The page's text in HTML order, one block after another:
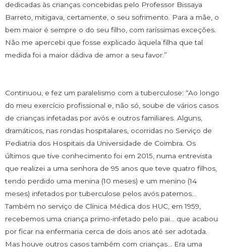
dedicadas às crianças concebidas pelo Professor Bissaya
Barreto, mitigava, certamente, o seu sofrimento. Para a mãe, o
bem maior é sempre o do seu filho, com raríssimas exceções.
Não me apercebi que fosse explicado àquela filha que tal
medida foi a maior dádiva de amor a seu favor.”
Continuou, e fez um paralelismo com a tuberculose: “Ao longo
do meu exercício profissional e, não só, soube de vários casos
de crianças infetadas por avós e outros familiares. Alguns,
dramáticos, nas rondas hospitalares, ocorridas no Serviço de
Pediatria dos Hospitais da Universidade de Coimbra. Os
últimos que tive conhecimento foi em 2015, numa entrevista
que realizei a uma senhora de 95 anos que teve quatro filhos,
tendo perdido uma menina (10 meses) e um menino (14
meses) infetados por tuberculose pelos avós paternos…
Também no serviço de Clínica Médica dos HUC, em 1959,
recebemos uma criança primo-infetado pelo pai… que acabou
por ficar na enfermaria cerca de dois anos até ser adotada.
Mas houve outros casos também com crianças… Era uma